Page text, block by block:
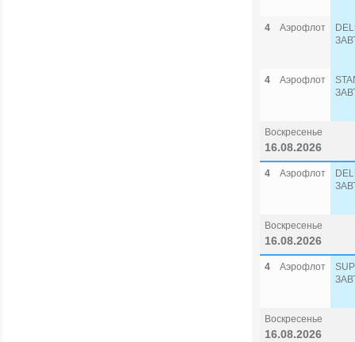
4 Аэрофлот
4 Аэрофлот
Воскресенье
16.08.2026
4 Аэрофлот
Воскресенье
16.08.2026
4 Аэрофлот
Воскресенье
16.08.2026